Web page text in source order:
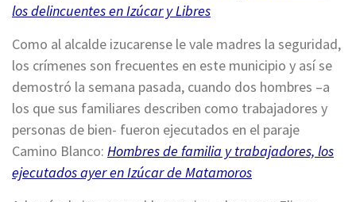
los delincuentes en Izúcar y Libres
Como al alcalde izucarense le vale madres la seguridad,
los crímenes son frecuentes en este municipio y así se
demostró la semana pasada, cuando dos hombres –a
los que sus familiares describen como trabajadores y
personas de bien- fueron ejecutados en el paraje
Camino Blanco: Hombres de familia y trabajadores, los
ejecutados ayer en Izúcar de Matamoros